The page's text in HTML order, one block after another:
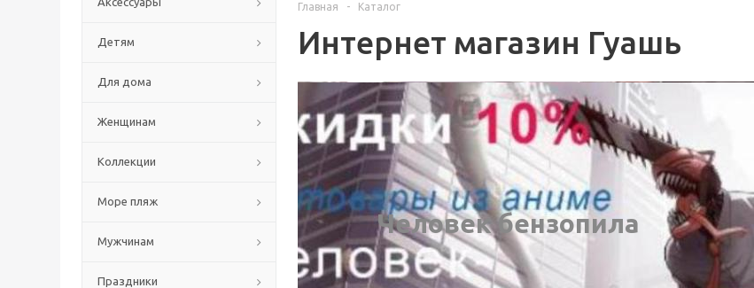
Детям
Для дома
Женщинам
Коллекции
Море пляж
Мужчинам
Праздники
Главная - Каталог
Интернет магазин Гуашь
Человек бензопила